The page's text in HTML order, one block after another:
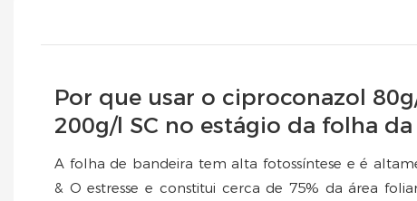
Por que usar o ciproconazol
200g/l SC no estágio da folha
A folha de bandeira tem alta fotossíntese e é
& O estresse e constitui cerca de 75% da área